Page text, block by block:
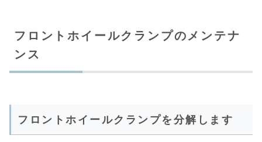
フロントホイールクランプのメンテナ
ンス
フロントホイールクランプを分解します